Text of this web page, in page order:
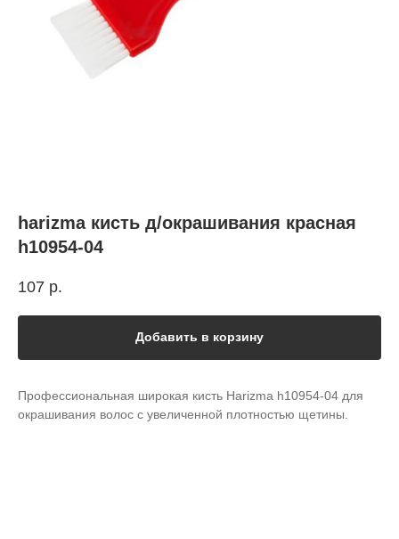
harizma кисть д/окрашивания красная
h10954-04
107 р.
Добавить в корзину
Профессиональная широкая кисть Harizma h10954-04 для
окрашивания волос с увеличенной плотностью щетины.